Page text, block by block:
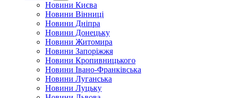
Новини Києва
Новини Вінниці
Новини Дніпра
Новини Донецьку
Новини Житомира
Новини Запоріжжя
Новини Кропивницького
Новини Івано-Франківська
Новини Луганська
Новини Луцьку